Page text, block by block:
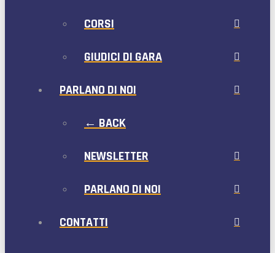
CORSI
GIUDICI DI GARA
PARLANO DI NOI
← BACK
NEWSLETTER
PARLANO DI NOI
CONTATTI